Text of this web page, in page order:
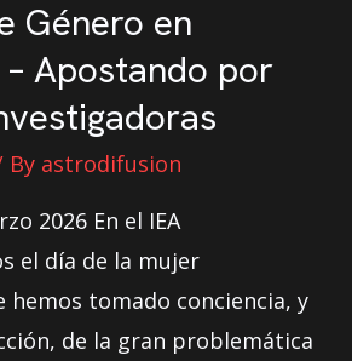
Género en
Apostando por
By astrodifusion
2026 En el IEA
el día de la mujer
hemos tomado conciencia, y
de la gran problemática